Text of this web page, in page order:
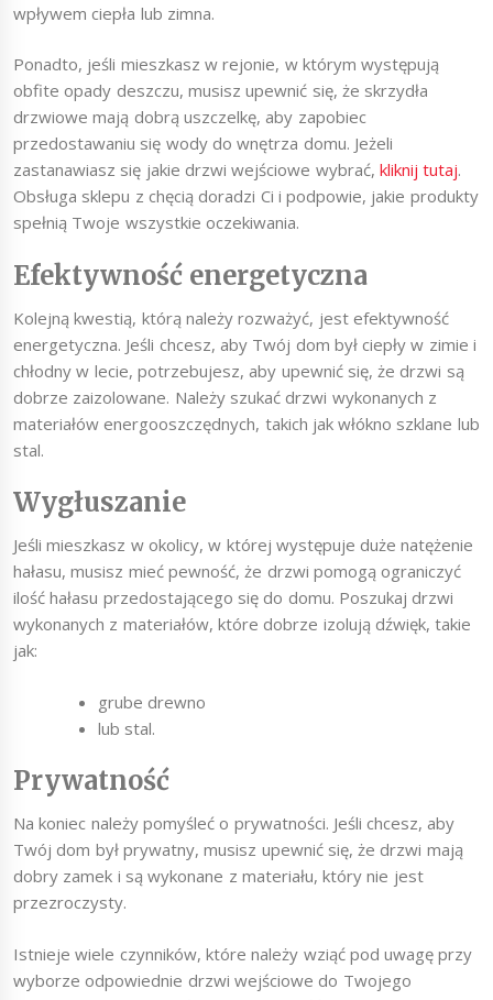
wpływem ciepła lub zimna.
Ponadto, jeśli mieszkasz w rejonie, w którym występują
obfite opady deszczu, musisz upewnić się, że skrzydła
drzwiowe mają dobrą uszczelkę, aby zapobiec
przedostawaniu się wody do wnętrza domu. Jeżeli
zastanawiasz się jakie drzwi wejściowe wybrać, kliknij tutaj.
Obsługa sklepu z chęcią doradzi Ci i podpowie, jakie produkty
spełnią Twoje wszystkie oczekiwania.
Efektywność energetyczna
Kolejną kwestią, którą należy rozważyć, jest efektywność
energetyczna. Jeśli chcesz, aby Twój dom był ciepły w zimie i
chłodny w lecie, potrzebujesz, aby upewnić się, że drzwi są
dobrze zaizolowane. Należy szukać drzwi wykonanych z
materiałów energooszczędnych, takich jak włókno szklane lub
stal.
Wygłuszanie
Jeśli mieszkasz w okolicy, w której występuje duże natężenie
hałasu, musisz mieć pewność, że drzwi pomogą ograniczyć
ilość hałasu przedostającego się do domu. Poszukaj drzwi
wykonanych z materiałów, które dobrze izolują dźwięk, takie
jak:
grube drewno
lub stal.
Prywatność
Na koniec należy pomyśleć o prywatności. Jeśli chcesz, aby
Twój dom był prywatny, musisz upewnić się, że drzwi mają
dobry zamek i są wykonane z materiału, który nie jest
przezroczysty.
Istnieje wiele czynników, które należy wziąć pod uwagę przy
wyborze odpowiednie drzwi wejściowe do Twojego